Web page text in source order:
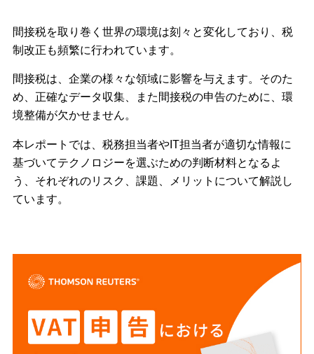
間接税を取り巻く世界の環境は刻々と変化しており、税
制改正も頻繁に行われています。
間接税は、企業の様々な領域に影響を与えます。そのた
め、正確なデータ収集、また間接税の申告のために、環
境整備が欠かせません。
本レポートでは、税務担当者やIT担当者が適切な情報に
基づいてテクノロジーを選ぶための判断材料となるよ
う、それぞれのリスク、課題、メリットについて解説し
ています。